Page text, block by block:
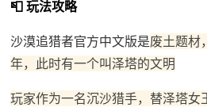
📮 玩法攻略
沙漠追猎者官方中文版是废土题材
年，此时有一个叫泽塔的文明
玩家作为一名沉沙猎手，替泽塔女